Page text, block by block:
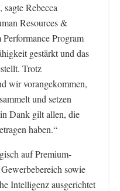
Rebecca
Resources &
Program
gestärkt und das
Trotz
wir vorangekommen,
und setzen
Dank gilt allen, die
haben.“
auf Premium-
sowie
Intelligenz ausgerichtet